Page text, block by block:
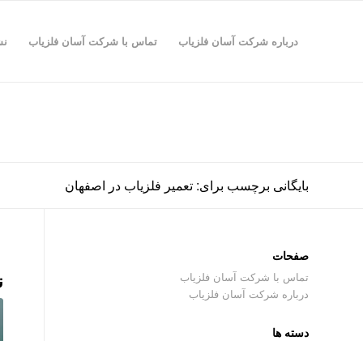
درباره شرکت آسان فلزیاب تماس با شرکت آسان فلزیاب
بایگانی برچسب برای: تعمیر فلزیاب در اصفهان
صفحات
تماس با شرکت آسان فلزیاب
درباره شرکت آسان فلزیاب
دسته ها